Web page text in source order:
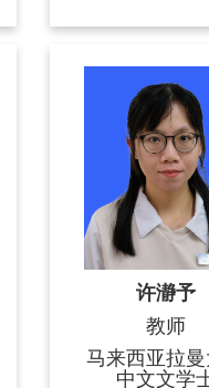
许瀞予
教师
马来西亚拉
中文文学